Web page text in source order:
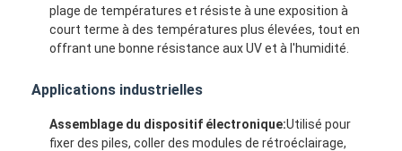
Maison
Produits
plage de températures et résiste à une exposition à
court terme à des températures plus élevées, tout en
offrant une bonne résistance aux UV et à l'humidité.
Applications industrielles
Assemblage du dispositif électronique:Utilisé pour
fixer des piles, coller des modules de rétroéclairage,